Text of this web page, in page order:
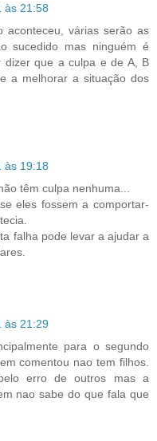
às 21:58
aconteceu, várias serão as
sucedido mas ninguém é
dizer que a culpa e de A, B
a melhorar a situação dos
às 19:18
têm culpa nenhuma...
eles fossem a comportar-
falha pode levar a ajudar a
às 21:29
para o segundo
comentou nao tem filhos.
erro de outros mas a
nao sabe do que fala que